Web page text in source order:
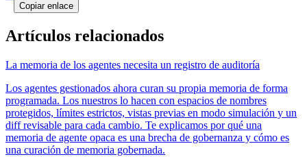
Copiar enlace
Artículos relacionados
La memoria de los agentes necesita un registro de auditoría
Los agentes gestionados ahora curan su propia memoria de forma
programada. Los nuestros lo hacen con espacios de nombres
protegidos, límites estrictos, vistas previas en modo simulación y un
diff revisable para cada cambio. Te explicamos por qué una
memoria de agente opaca es una brecha de gobernanza y cómo es
una curación de memoria gobernada.